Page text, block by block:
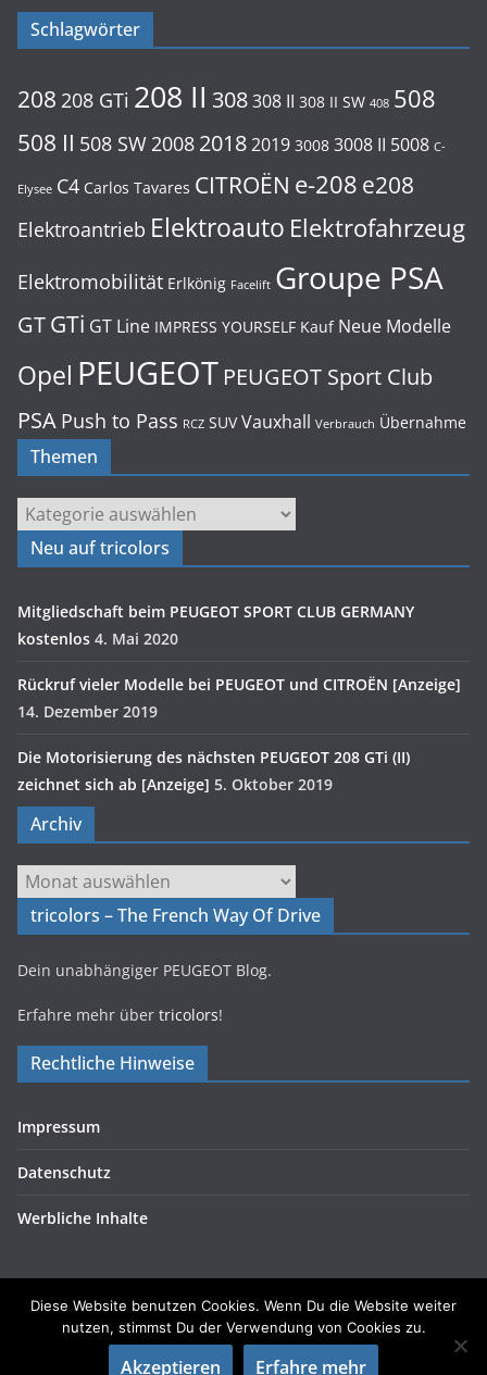
Schlagwörter
208 208 GTi 208 II 308308 II 308 II SW 408 508
508 II 508 SW 2008 20182019 3008 3008 II 5008 C-
Elysee C4 Carlos Tavares CITROËN e-208 e208
Elektroantrieb Elektroauto Elektrofahrzeug
Elektromobilität Erlkönig Facelift Groupe PSA
GTGTi GT Line IMPRESS YOURSELF Kauf Neue Modelle
Opel PEUGEOT PEUGEOT Sport Club
PSA Push to Pass RCZ SUV Vauxhall Verbrauch Übernahme
Themen
Themen
Neu auf tricolors
Mitgliedschaft beim PEUGEOT SPORT CLUB GERMANY
kostenlos 4. Mai 2020
Rückruf vieler Modelle bei PEUGEOT und CITROËN [Anzeige]
14. Dezember 2019
Die Motorisierung des nächsten PEUGEOT 208 GTi (II)
zeichnet sich ab [Anzeige] 5. Oktober 2019
Archiv
Archiv
tricolors – The French Way Of Drive
Dein unabhängiger PEUGEOT Blog.
Erfahre mehr über tricolors!
Rechtliche Hinweise
Impressum
Datenschutz
Werbliche Inhalte
Copyright © 2026tricolors. Alle Rechte vorbehalten.
Diese Website benutzen Cookies. Wenn Du die Website weiter
nutzen, stimmst Du der Verwendung von Cookies zu.
Akzeptieren Erfahre mehr